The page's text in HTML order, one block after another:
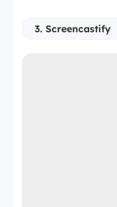
3. Screencastify